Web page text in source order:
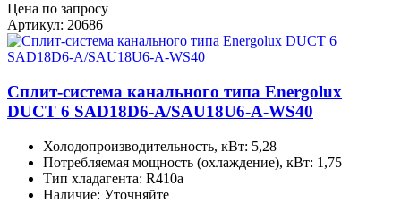
Цена по запросу
Артикул: 20686
Сплит-система канального типа Energolux
DUCT 6 SAD18D6-A/SAU18U6-A-WS40
Холодопроизводительность, кВт: 5,28
Потребляемая мощность (охлаждение), кВт: 1,75
Тип хладагента: R410a
Наличие: Уточняйте